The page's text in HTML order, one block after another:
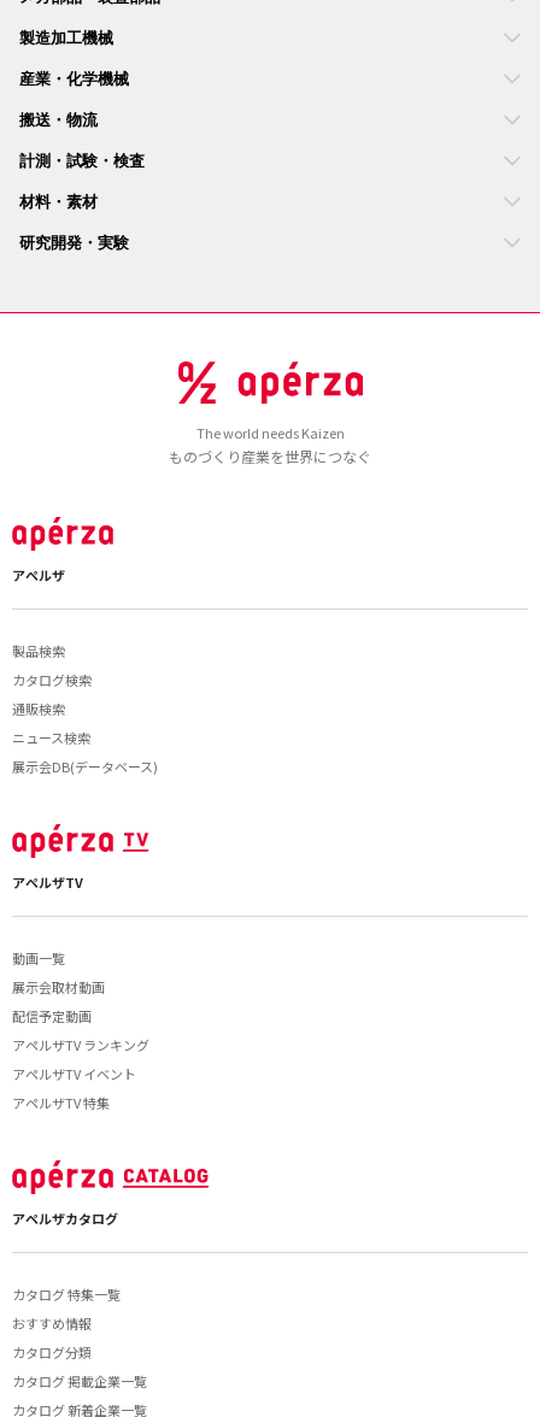
製造加工機械
産業・化学機械
搬送・物流
計測・試験・検査
材料・素材
研究開発・実験
The world needs Kaizen
ものづくり産業を世界につなぐ
アペルザ
製品検索
カタログ検索
通販検索
ニュース検索
展示会DB(データベース)
アペルザTV
動画一覧
展示会取材動画
配信予定動画
アペルザTV ランキング
アペルザTV イベント
アペルザTV 特集
アペルザカタログ
カタログ 特集一覧
おすすめ情報
カタログ分類
カタログ 掲載企業一覧
カタログ 新着企業一覧